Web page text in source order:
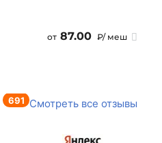
от 87.00 ₽/ меш
691 Смотреть все отзывы